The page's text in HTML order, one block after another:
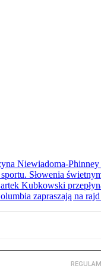
Niewiadoma-Phinney
Słowenia
Kubkowski
zapraszają na